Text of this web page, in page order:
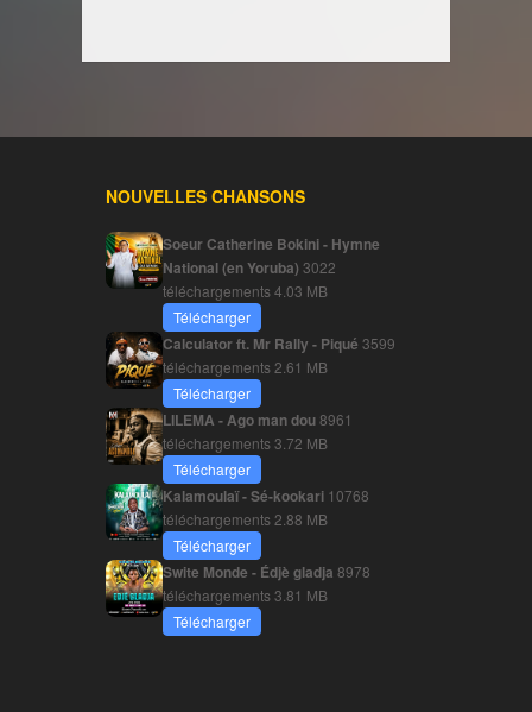
NOUVELLES CHANSONS
Soeur Catherine Bokini - Hymne
National (en Yoruba) 3022
téléchargements4.03 MB
Télécharger
Calculator ft. Mr Rally - Piqué 3599
téléchargements 2.61 MB
Télécharger
LILEMA - Ago man dou8961
téléchargements3.72 MB
Télécharger
Kalamoulaï - Sé-kookari 10768
téléchargements 2.88 MB
Télécharger
Swite Monde - Édjè gladja 8978
téléchargements3.81 MB
Télécharger